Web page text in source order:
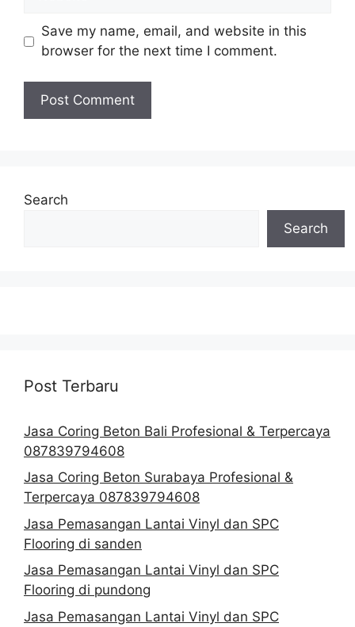
Save my name, email, and website in this
browser for the next time I comment.
Search
Search
Post Terbaru
Jasa Coring Beton Bali Profesional & Terpercaya
087839794608
Jasa Coring Beton Surabaya Profesional &
Terpercaya 087839794608
Jasa Pemasangan Lantai Vinyl dan SPC
Flooring di sanden
Jasa Pemasangan Lantai Vinyl dan SPC
Flooring di pundong
Jasa Pemasangan Lantai Vinyl dan SPC